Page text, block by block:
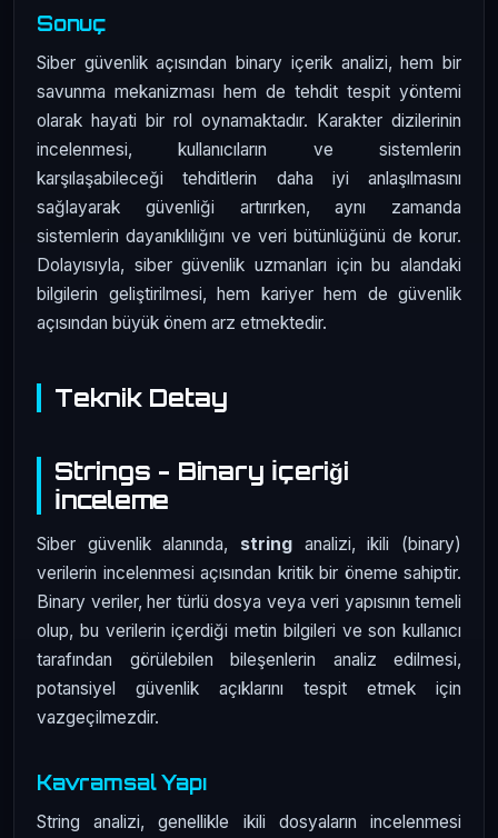
Sonuç
Siber güvenlik açısından binary içerik analizi, hem bir
savunma mekanizması hem de tehdit tespit yöntemi
olarak hayati bir rol oynamaktadır. Karakter dizilerinin
incelenmesi, kullanıcıların ve sistemlerin
karşılaşabileceği tehditlerin daha iyi anlaşılmasını
sağlayarak güvenliği artırırken, aynı zamanda
sistemlerin dayanıklılığını ve veri bütünlüğünü de korur.
Dolayısıyla, siber güvenlik uzmanları için bu alandaki
bilgilerin geliştirilmesi, hem kariyer hem de güvenlik
açısından büyük önem arz etmektedir.
Teknik Detay
Strings - Binary İçeriği
İnceleme
Siber güvenlik alanında, string analizi, ikili (binary)
verilerin incelenmesi açısından kritik bir öneme sahiptir.
Binary veriler, her türlü dosya veya veri yapısının temeli
olup, bu verilerin içerdiği metin bilgileri ve son kullanıcı
tarafından görülebilen bileşenlerin analiz edilmesi,
potansiyel güvenlik açıklarını tespit etmek için
vazgeçilmezdir.
Kavramsal Yapı
String analizi, genellikle ikili dosyaların incelenmesi